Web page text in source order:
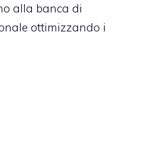
alla banca di
ottimizzando i